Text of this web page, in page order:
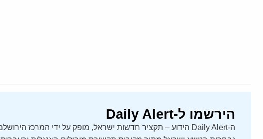
הירשמו ל-Daily Alert